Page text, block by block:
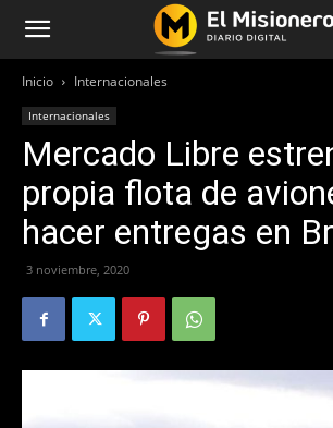
Inicio Internacionales
Internacionales
Mercado Libre
propia flota de
hacer entregas en
3 noviembre, 2020